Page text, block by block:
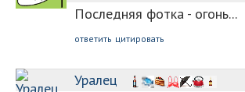
Последняя фотка - огонь...
ответить цитировать
Уралец